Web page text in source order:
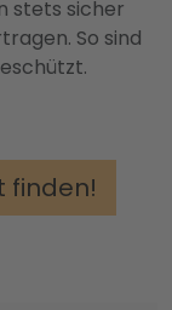
stets sicher
So sind
finden!